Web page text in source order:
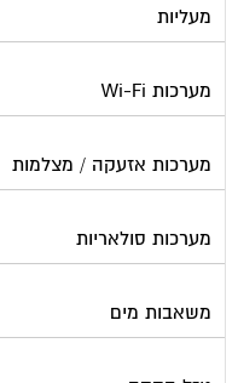
מעליות
מערכות Wi-Fi
מערכות אזעקה / מצלמות
מערכות סולאריות
משאבות מים